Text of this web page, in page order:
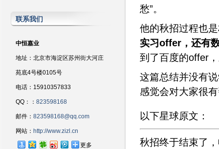
联系我们
中恒嘉业
地址：北京市海淀区苏州街大河庄
苑底4号楼0105号
电话：15910357833
QQ：： 823598168
邮件： 823598168@qq.com
网站： http://www.zizl.cn
更多
愁”。
他的秋招过程也
实习offer，还有
到了百度的offer
这篇总结并没有
感觉会对大家很
以下星球原文：
秋招终于结束了